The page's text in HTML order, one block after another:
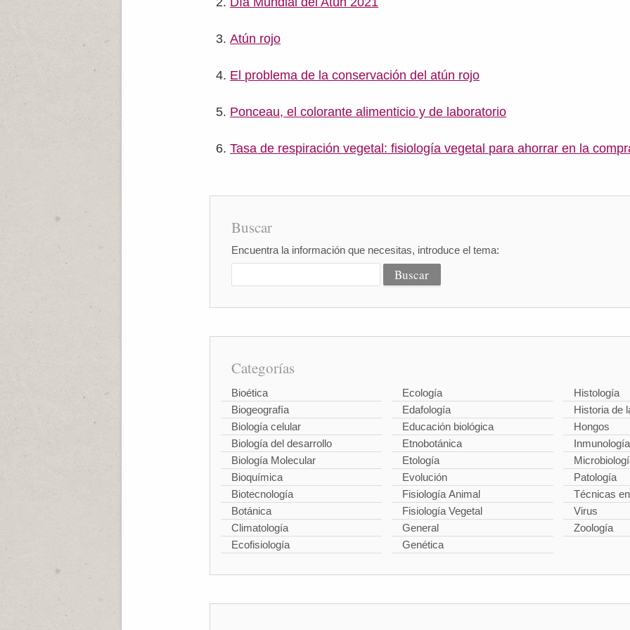
Atún rojo
El problema de la conservación del atún rojo
Ponceau, el colorante alimenticio y de laboratorio
Tasa de respiración vegetal: fisiología vegetal para ahorrar en la
Buscar
Encuentra la información que necesitas, introduce el tema:
Categorías
Bioética
Biogeografía
Biología celular
Biología del desarrollo
Biología Molecular
Bioquímica
Biotecnología
Botánica
Climatología
Ecofisiología
Ecología
Edafología
Educación biológica
Etnobotánica
Etología
Evolución
Fisiología Animal
Fisiología Vegetal
General
Genética
Histología
Historia de
Hongos
Inmunología
Patología
Técnicas
Virus
Zoología